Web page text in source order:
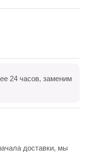
Всегда
отзыв
24 часов, заменим
доставки, мы